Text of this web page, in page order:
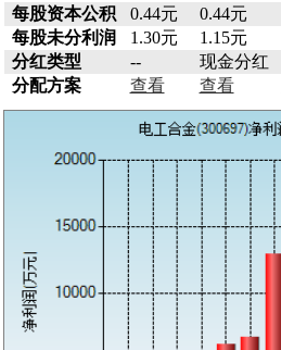
每股资本公积
0.44元 0.44元
每股未分利润
1.30元 1.15元
分红类型
-- 现金分红
分配方案
查看 查看